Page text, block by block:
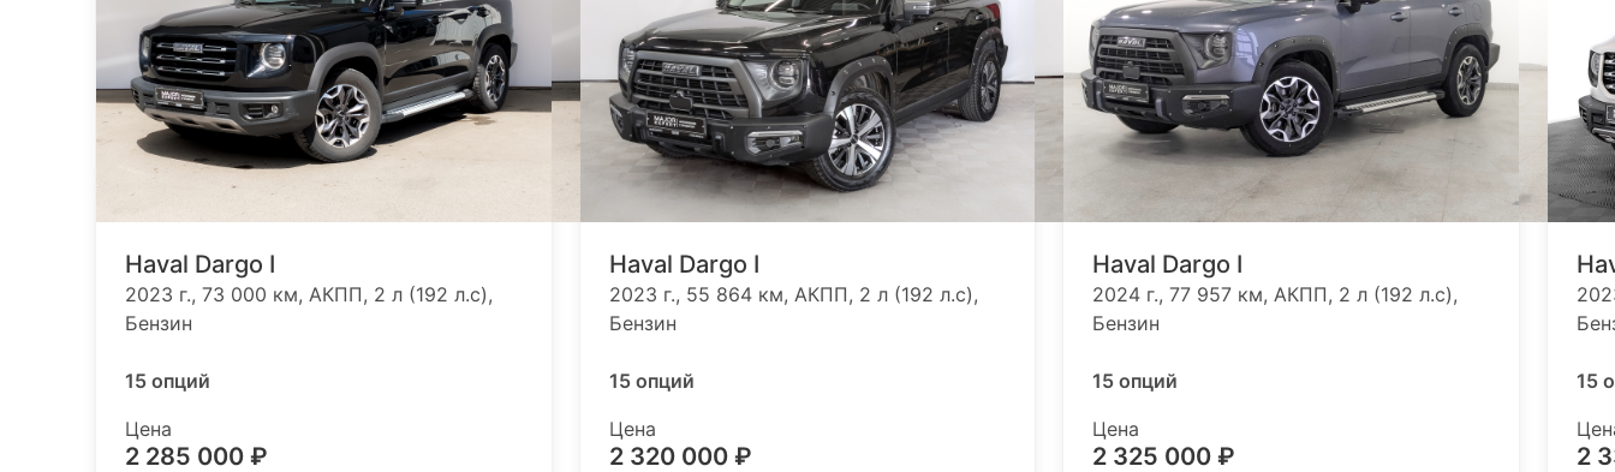
Haval Dargo I
2023 г., 73 000 км, АКПП, 2 л (192 л.с),
Бензин
15 опций
Цена
2 285 000 ₽
Haval Dargo I
2023 г., 55 864 км, АКПП, 2 л (192 л.с),
Бензин
15 опций
Цена
2 320 000 ₽
Haval Dargo I
2024 г., 77 957 км, АКПП, 2 л (192 л.с),
Бензин
15 опций
Цена
2 325 000 ₽
15
2